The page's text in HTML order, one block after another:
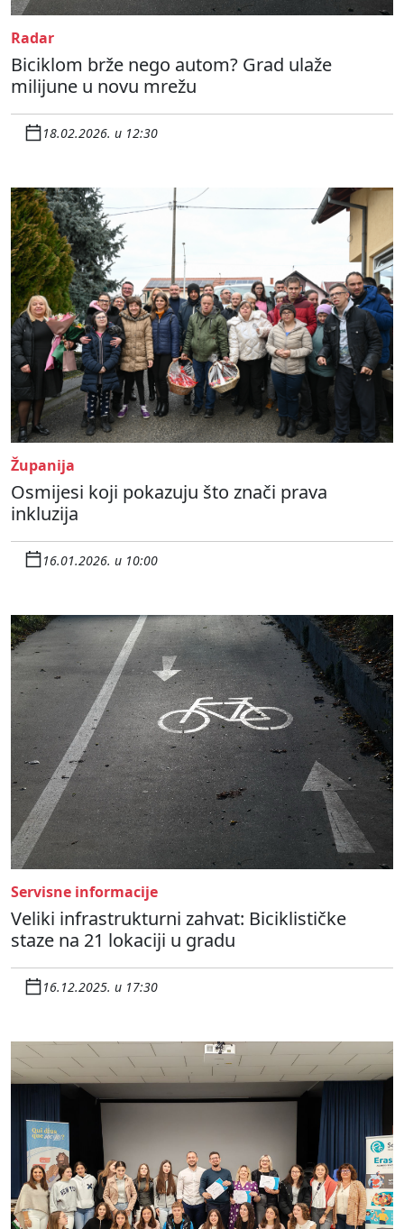
Radar
Biciklom brže nego autom? Grad ulaže
milijune u novu mrežu
18.02.2026. u 12:30
Županija
Osmijesi koji pokazuju što znači prava
inkluzija
16.01.2026. u 10:00
Servisne informacije
Veliki infrastrukturni zahvat: Biciklističke
staze na 21 lokaciji u gradu
16.12.2025. u 17:30